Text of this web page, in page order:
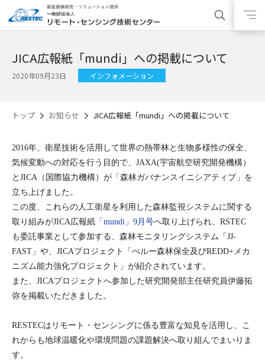
JICA広報紙「mundi」への掲載について
2020年09月23日 インフォメーション
トップ お知らせ JICA広報紙「mundi」への掲載について
2016年、衛星技術を活用して世界の熱帯林と生物多様性の保全、
気候変動への対応を行う目的で、JAXA(宇宙航空研究開発機構）
とJICA（国際協力機構）が「森林ガバナンスイニシアティブ」を
立ち上げました。
この度、 これらの人工衛星を利用した森林監視システムに関する
取り組みがJICA広報紙 「mundi」9月号へ取り上げられ、 RSTEC
も委託事業として参加する、 森林モニタリングシステム「JJ-
FAST」や、 JICAプロジェクト「ぺルー森林保全及びREDD+メカ
ニズム能力強化プロジェクト」が紹介されています。
また、JICAプロジェクトへ参加した研究開発部主任研究員伊藤拓
弥を掲載いただきました。
RESTECは リモート・センシングに係る豊富な知見を活用し、こ
れからも地球温暖化や環境問題の課題解決へ取り組んでまいりま
す。